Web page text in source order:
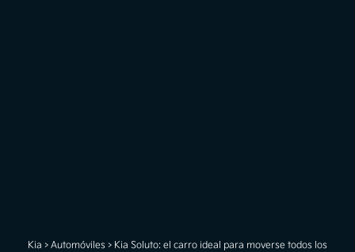
Kia > Automóviles > Kia Soluto: el carro ideal para moverse todos los